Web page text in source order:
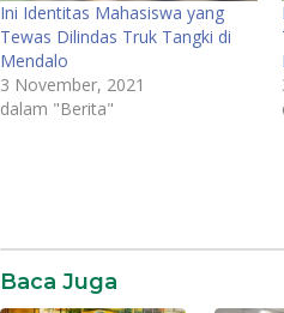
Ini Identitas Mahasiswa yang
Tewas Dilindas Truk Tangki di
Mendalo
3 November, 2021
dalam "Berita"
Baca Juga